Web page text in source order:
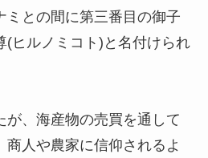
ミとの間に第三番目の御子
(ヒルノミコト)と名付けられ
が、海産物の売買を通して
商人や農家に信仰されるよ